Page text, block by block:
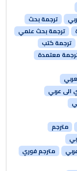
ترجمة بحث
ترجمة بحث علمي
ترجمة كتب
معتمدة
الى عربي
مترجم
مترجم فوري